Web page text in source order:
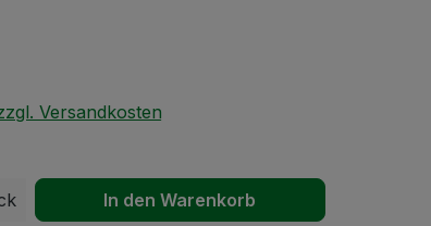
Versandkosten
Gib den gewünschten Wert
In den Warenkorb